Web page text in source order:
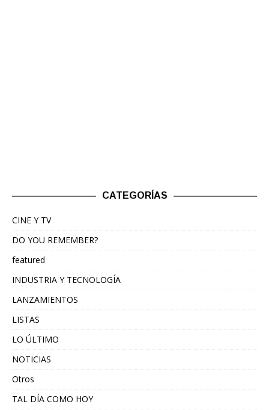
CATEGORÍAS
CINE Y TV
DO YOU REMEMBER?
featured
INDUSTRIA Y TECNOLOGÍA
LANZAMIENTOS
LISTAS
LO ÚLTIMO
NOTICIAS
Otros
TAL DÍA COMO HOY